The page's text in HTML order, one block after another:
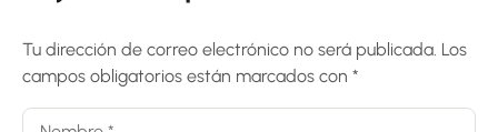
Tu dirección de correo electrónico no será publicada. Los
campos obligatorios están marcados con *